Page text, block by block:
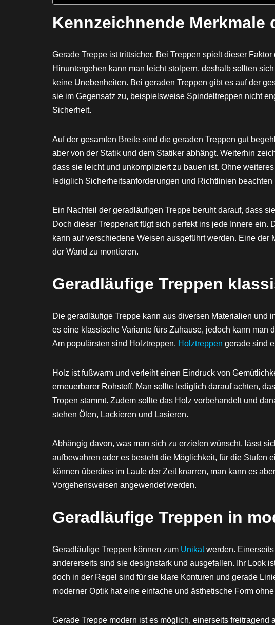
Kennzeichnende Merkmale
Gerade Treppe ist trittsicher. Bei Treppen spielt dieser
Hinuntergehen kann man leicht stolpern, deshalb sollten
keine Unebenheiten. Bei geraden Treppen gibt es auf der
sie im Gegensatz zu, beispielsweise Spindeltreppen nicht
Sicherheit.
Auf der gesamten Breite sind die geraden Treppen gut
aber von der Statik und dem Statiker abhängt. Weiterhin
dass sie leicht und unkompliziert zu bauen ist. Ohne
lediglich Sicherheitsanforderungen und Richtlinien beachten
Ein Nachteil der geradläufigen Treppe beruht darauf, dass
Doch dieser Treppenart fügt sich perfekt ins jede Innere ein.
kann auf verschiedene Weisen ausgeführt werden. Eine der
der Wand zu montieren.
Geradläufige Treppen
Die geradläufige Treppe kann aus diversen Materialien und
es eine klassische Variante fürs Zuhause, jedoch kann man
Am populärsten sind Holztreppen. Holztreppen gerade sind
Holz ist fußwarm und verleiht einen Eindruck von
erneuerbarer Rohstoff. Man sollte lediglich darauf achten,
Tropen stammt. Zudem sollte das Holz vorbehandelt und
stehen Ölen, Lackieren und Lasieren.
Abhängig davon, was man sich zu erzielen wünscht, lässt
aufbewahren oder es besteht die Möglichkeit, für die Stufen
können überdies im Laufe der Zeit knarren, man kann es
Vorgehensweisen angewendet werden.
Geradläufige Treppen in
Geradläufige Treppen können zum Unikatwerden. Einerseits
andererseits sind sie designstark und ausgefallen. Ihr Look
doch in der Regel sind für sie klare Konturen und gerade
moderner Optik hat eine einfache und ästhetische Form
Gerade Treppe modern ist es möglich, einerseits